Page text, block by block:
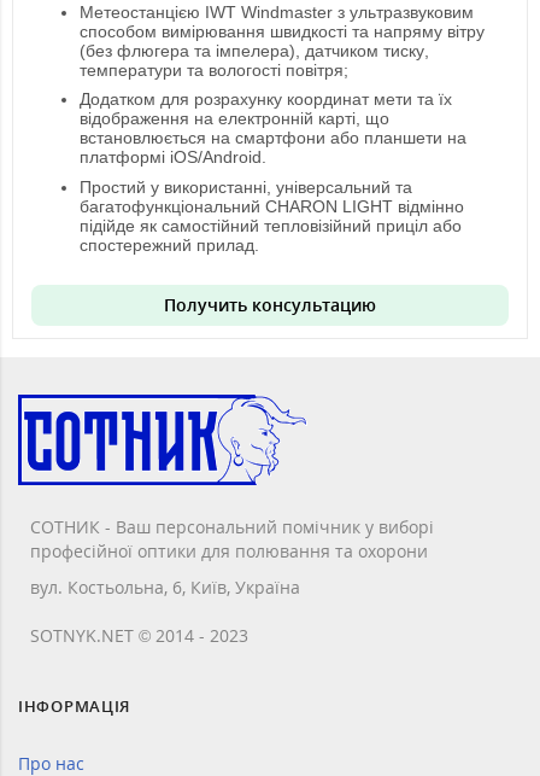
Метеостанцією IWT Windmaster з ультразвуковим
способом вимірювання швидкості та напряму вітру
(без флюгера та імпелера), датчиком тиску,
температури та вологості повітря;
Додатком для розрахунку координат мети та їх
відображення на електронній карті, що
встановлюється на смартфони або планшети на
платформі iOS/Android.
Простий у використанні, універсальний та
багатофункціональний CHARON LIGHT відмінно
підійде як самостійний тепловізійний приціл або
спостережний прилад.
Получить консультацию
СОТНИК - Ваш персональний помічник у виборі
професійної оптики для полювання та охорони
вул. Костьольна, 6, Київ, Україна
SOTNYK.NET © 2014 - 2023
ІНФОРМАЦІЯ
Про нас